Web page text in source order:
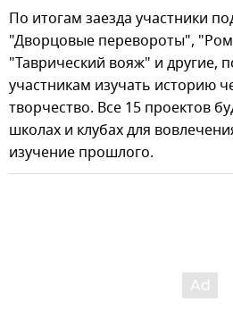
По итогам заезда участники
"Дворцовые перевороты",
"Таврический вояж" и другие,
участникам изучать историю
творчество. Все 15 проектов
школах и клубах для
изучение прошлого.